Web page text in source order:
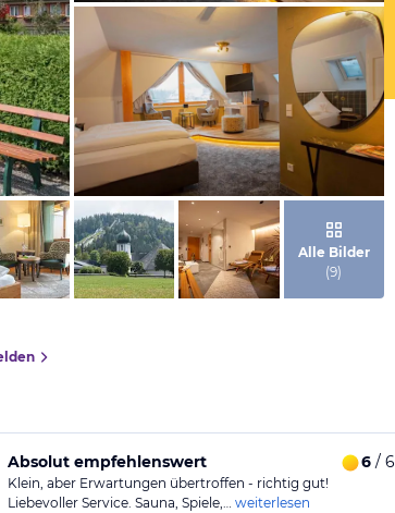
von Booking.com
von Booking.com
Alle Bilder
(9)
Absolut empfehlenswert 6/ 6
Klein, aber Erwartungen übertroffen - richtig gut!
Liebevoller Service. Sauna, Spiele,… weiterlesen